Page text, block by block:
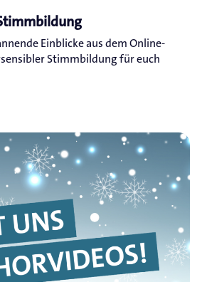
Einblicke aus dem Online-
Stimmbildung für euch